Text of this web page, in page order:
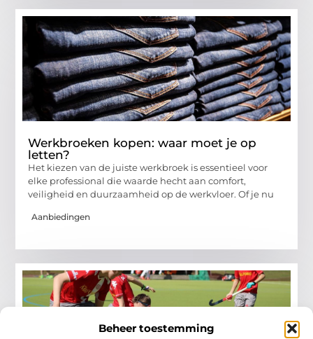
Beheer toestemming
Werkbroeken kopen: waar moet je op
letten?
Het kiezen van de juiste werkbroek is essentieel voor
elke professional die waarde hecht aan comfort,
veiligheid en duurzaamheid op de werkvloer. Of je nu
Aanbiedingen